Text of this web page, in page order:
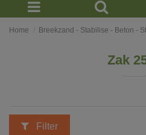
Home Breekzand - Stabilise - Beton -
Zak
Filter